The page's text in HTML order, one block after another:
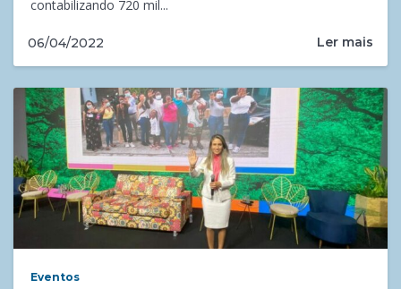
contabilizando 720 mil...
06/04/2022 Ler mais
Eventos